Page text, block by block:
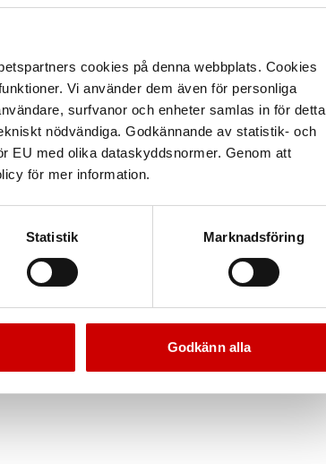
cookies på denna webbplats. Cookies
Vi använder dem även för personliga
surfvanor och enheter samlas in för detta
nödvändiga. Godkännande av statistik- och
EU med olika dataskyddsnormer. Genom att
för mer information.
Statistik Marknadsföring
Godkänn alla